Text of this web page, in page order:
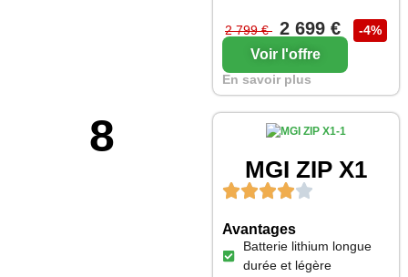
2 799 € 2 699 € -4%
Voir l'offre
En savoir plus
8
MGI ZIP X1
Avantages
Batterie lithium longue
durée et légère